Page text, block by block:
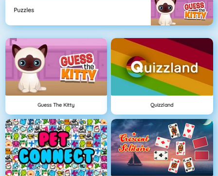
Puzzles
Guess The Kitty Quizzland